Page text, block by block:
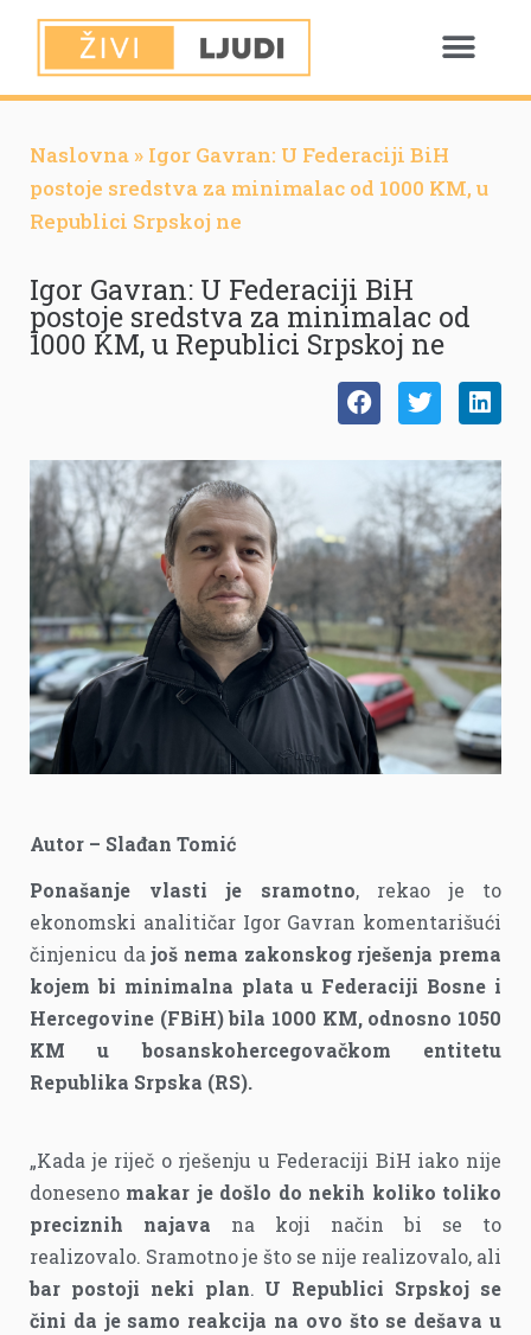
Naslovna » Igor Gavran: U Federaciji BiH
postoje sredstva za minimalac od 1000 KM, u
Republici Srpskoj ne
Igor Gavran: U Federaciji BiH
postoje sredstva za minimalac od
1000 KM, u Republici Srpskoj ne
Autor – Slađan Tomić
Ponašanje vlasti je sramotno, rekao je to
ekonomski analitičar Igor Gavran komentarišući
činjenicu dajoš nema zakonskog rješenja prema
kojem bi minimalna plata u Federaciji Bosne i
Hercegovine (FBiH) bila 1000 KM, odnosno 1050
KM u bosanskohercegovačkom entitetu
Republika Srpska (RS).
„Kada je riječ o rješenju u Federaciji BiH iako nije
doneseno makar je došlo do nekih koliko toliko
preciznih najava na koji način bi se to
realizovalo. Sramotno je što se nije realizovalo, ali
bar postoji neki plan. U Republici Srpskoj se
čini da je samo reakcija na ovo što se dešava u